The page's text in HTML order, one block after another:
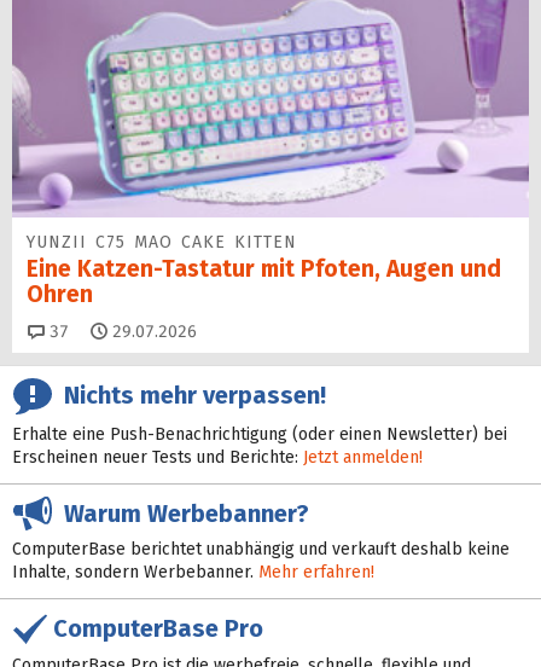
YUNZII C75 MAO CAKE KITTEN
Eine Katzen-Tastatur mit Pfoten, Augen und
Ohren
37 Kommentare
29.07.2026
Nichts mehr verpassen!
Erhalte eine Push-Benachrichtigung (oder einen Newsletter) bei
Erscheinen neuer Tests und Berichte: Jetzt anmelden!
Warum Werbebanner?
ComputerBase berichtet unabhängig und verkauft deshalb keine
Inhalte, sondern Werbebanner. Mehr erfahren!
ComputerBase Pro